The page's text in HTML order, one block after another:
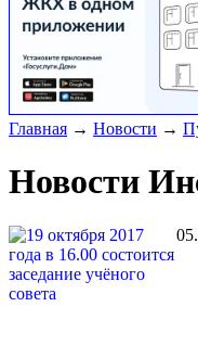
Главная → Новости →
Новости